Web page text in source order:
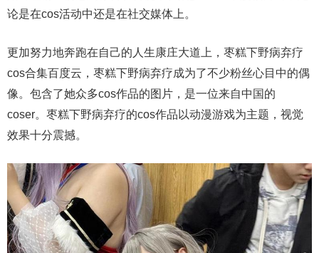
论是在cos活动中还是在社交媒体上。
更加努力地奔跑在自己的人生康庄大道上，枣糕下野病弃疗
cos合集百度云，枣糕下野病弃疗成为了不少粉丝心目中的偶
像。包含了她众多cos作品的图片，是一位来自中国的
coser。枣糕下野病弃疗的cos作品以动漫游戏为主题，视觉
效果十分震撼。